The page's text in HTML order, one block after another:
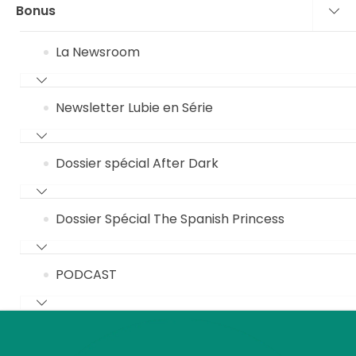
Bonus
La Newsroom
Newsletter Lubie en Série
Dossier spécial After Dark
Dossier Spécial The Spanish Princess
PODCAST